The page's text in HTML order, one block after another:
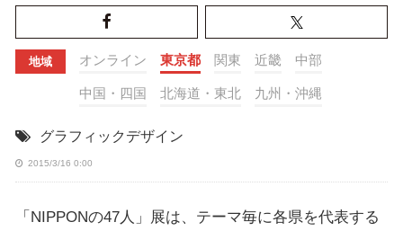
地域 オンライン 東京都 関東 近畿 中部
中国・四国 北海道・東北 九州・沖縄
グラフィックデザイン
2015/3/16 0:00
「NIPPONの47人」展は、テーマ毎に各県を代表する